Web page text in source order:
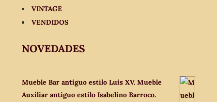
VINTAGE
VENDIDOS
NOVEDADES
Mueble Bar antiguo estilo Luis XV. Mueble
Auxiliar antiguo estilo Isabelino Barroco.